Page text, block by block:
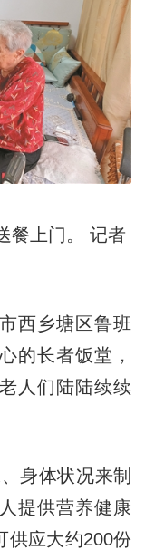
上门。 记者
西乡塘区鲁班
的长者饭堂，
人们陆陆续续
身体状况来制
提供营养健康
供应大约200份